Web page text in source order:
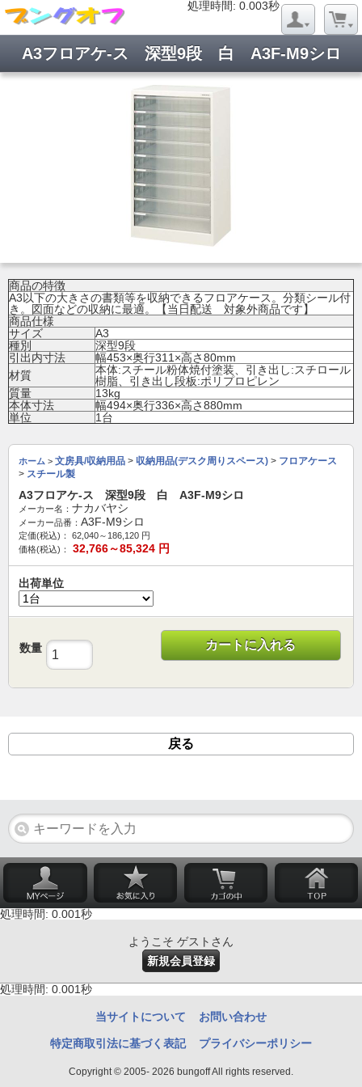
処理時間: 0.003秒
A3フロアケ-ス 深型9段 白 A3F-M9シロ
商品の特徴
A3以下の大きさの書類等を収納できるフロアケース。分類シール付
き。図面などの収納に最適。【当日配送 対象外商品です】
商品仕様
サイズ
A3
種別
深型9段
引出内寸法
幅453×奥行311×高さ80mm
材質
本体:スチール粉体焼付塗装、引き出し:スチロール
樹脂、引き出し段板:ポリプロピレン
質量
13kg
本体寸法
幅494×奥行336×高さ880mm
単位
1台
ホーム > 文房具/収納用品 > 収納用品(デスク周りスペース) > フロアケース
> スチール製
A3フロアケ-ス 深型9段 白 A3F-M9シロ
メーカー名： ナカバヤシ
メーカー品番： A3F-M9シロ
定価(税込)： 62,040～186,120 円
価格(税込)：
32,766～85,324 円
出荷単位
数量 カートに入れる
戻る
処理時間: 0.001秒
ようこそ ゲストさん
新規会員登録
処理時間: 0.001秒
当サイトについて お問い合わせ
特定商取引法に基づく表記 プライバシーポリシー
Copyright © 2005- 2026 bungoff All rights reserved.
処理時間: 0.022秒